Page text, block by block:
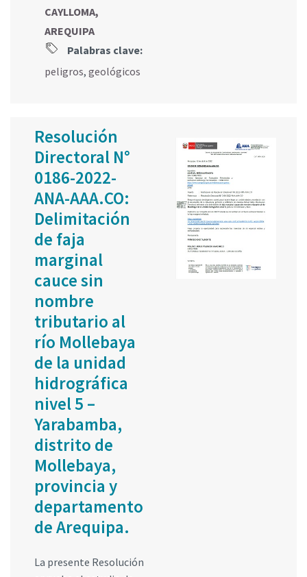
CAYLLOMA,
AREQUIPA
Palabras clave:
peligros, geológicos
Resolución
Directoral N°
0186-2022-
ANA-AAA.CO:
Delimitación
de faja
marginal
cauce sin
nombre
tributario al
río Mollebaya
de la unidad
hidrográfica
nivel 5 –
Yarabamba,
distrito de
Mollebaya,
provincia y
departamento
de Arequipa.
La presente Resolución